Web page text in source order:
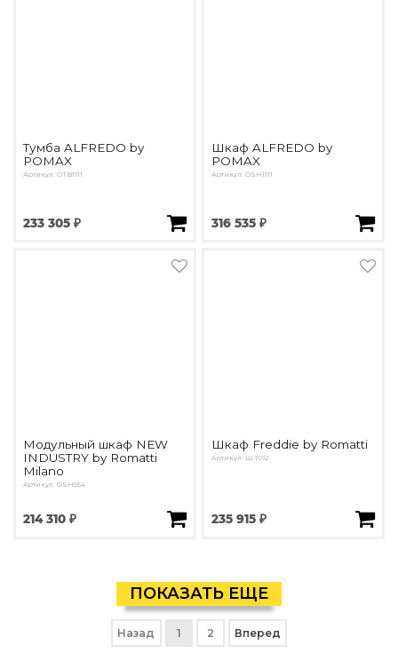
Тумба ALFREDO by
POMAX
Артикул: OTB1111
233 305 ₽
Шкаф ALFREDO by
POMAX
Артикул: OSH1111
316 535 ₽
Модульный шкаф NEW
INDUSTRY by Romatti
Milano
Артикул: OSH554
214 310 ₽
Шкаф Freddie by Romatti
Артикул: Ш 1692
235 915 ₽
ПОКАЗАТЬ ЕЩЕ
Назад 1 2 Вперед